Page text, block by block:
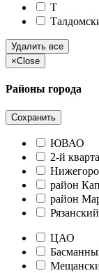
Т
Удалить все
×Close
Районы города
Сохранить
ЮВАО
2-й
район
район
ЦАО